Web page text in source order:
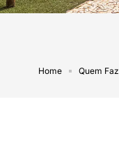
Home Quem Faz